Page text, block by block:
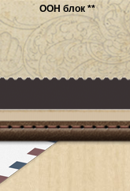
ООН блок **